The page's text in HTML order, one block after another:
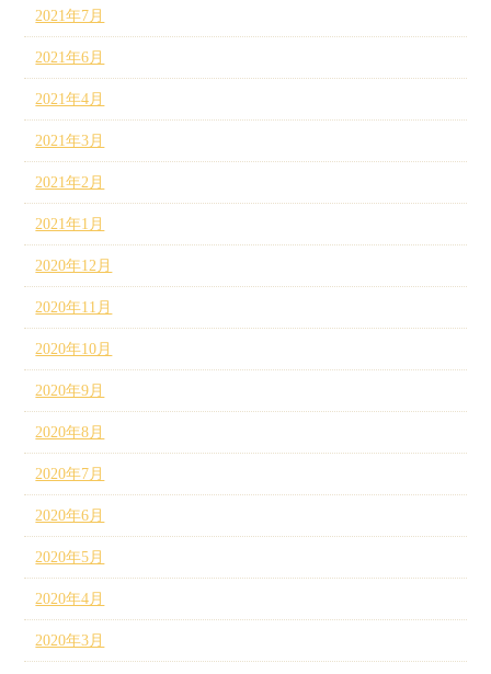
2021年7月
2021年6月
2021年4月
2021年3月
2021年2月
2021年1月
2020年12月
2020年11月
2020年10月
2020年9月
2020年8月
2020年7月
2020年6月
2020年5月
2020年4月
2020年3月